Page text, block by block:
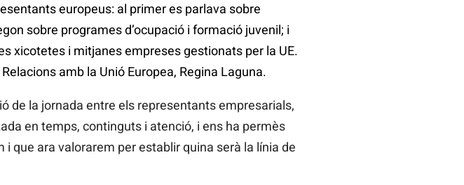
europeus: al primer es parlava sobre
sobre programes d’ocupació i formació juvenil; i
xicotetes i mitjanes empreses gestionats per la UE.
amb la Unió Europea, Regina Laguna.
de la jornada entre els representants empresarials,
en temps, continguts i atenció, i ens ha permès
que ara valorarem per establir quina serà la línia de